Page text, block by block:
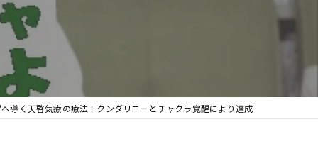
導く天啓気療の療法！クンダリニーとチャクラ覚醒により達成